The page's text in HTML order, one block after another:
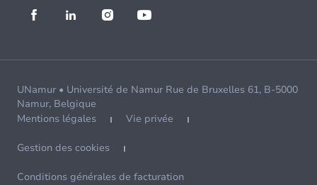
UNamur • Université de Namur Rue de Bruxelles 61, B-5000
Namur, Belgique
Mentions légales
Vie privée
Gestion des cookies
Conditions générales de facturation